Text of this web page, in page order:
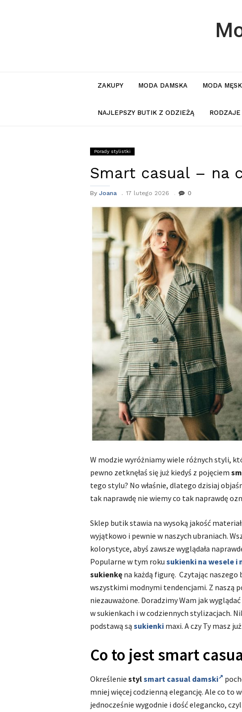
ZAKUPY MODA DAMSKA MODA
NAJLEPSZY BUTIK Z ODZIEŻĄ
Porady stylistki
Smart casual – na
By Joana 17 lutego 2026 0
W modzie wyróżniamy wiele różnych styli,
pewno zetknęłaś się już kiedyś z pojęciem
tego stylu? No właśnie, dlatego dzisiaj
tak naprawdę nie wiemy co tak naprawdę
Sklep butik stawia na wysoką jakość
wyjątkowo i pewnie w naszych ubraniach.
kolorystyce, abyś zawsze wyglądała
Popularne w tym roku sukienki na wesele i
sukienkę na każdą figurę. Czytając naszego
wszystkimi modnymi tendencjami. Z naszą
niezauważone. Doradzimy Wam jak
w sukienkach i w codziennych stylizacjach.
podstawą są sukienki maxi. A czy Ty masz
Co to jest smart
Określenie stylsmart casual damski
mniej więcej codzienną elegancję. Ale co to
jednocześnie wygodnie i dość elegancko,